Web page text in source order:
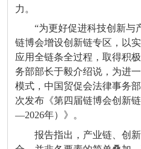
力。
“为更好促进科技创新与
链博会增设创新链专区，以
应用全链条全过程，取得积
务部部长于毅介绍说，为进
模式，中国贸促会法律事务
次发布《第四届链博会创新
—2026年）》。
报告指出，产业链、创